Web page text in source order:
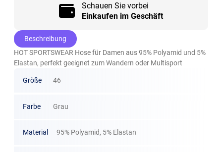
Schauen Sie vorbei
Einkaufen im Geschäft
Beschreibung
HOT SPORTSWEAR Hose für Damen aus 95% Polyamid und 5%
Elastan, perfekt geeignet zum Wandern oder Multisport
Größe 46
Farbe Grau
Material 95% Polyamid, 5% Elastan